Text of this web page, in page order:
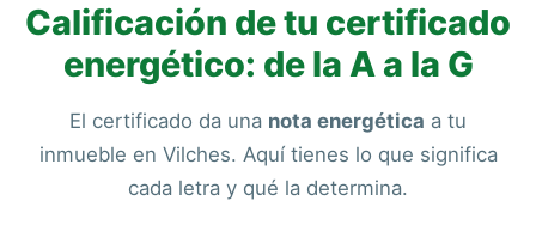
Calificación de tu certificado
energético: de la A a la G
El certificado da una nota energética a tu
inmueble en Vilches. Aquí tienes lo que significa
cada letra y qué la determina.